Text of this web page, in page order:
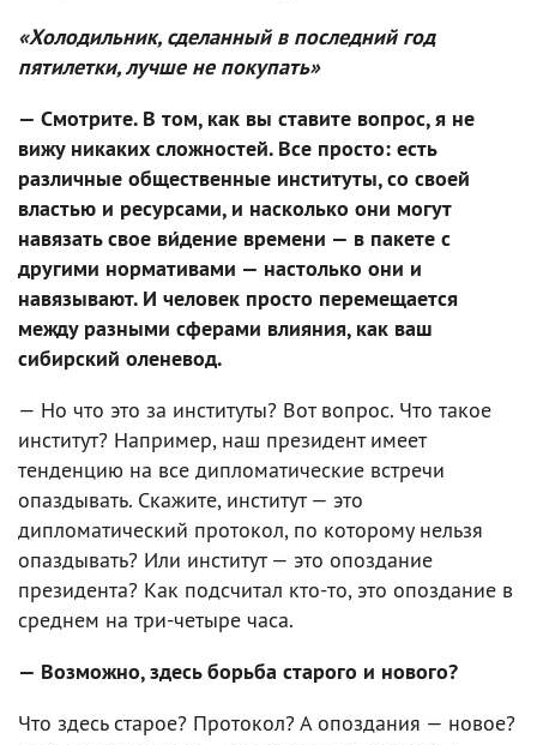
«Холодильник, сделанный в последний год
пятилетки, лучше не покупать»
— Смотрите. В том, как вы ставите вопрос, я не
вижу никаких сложностей. Все просто: есть
различные общественные институты, со своей
властью и ресурсами, и насколько они могут
навязать свое ви́дение времени — в пакете с
другими нормативами — настолько они и
навязывают. И человек просто перемещается
между разными сферами влияния, как ваш
сибирский оленевод.
— Но что это за институты? Вот вопрос. Что такое
институт? Например, наш президент имеет
тенденцию на все дипломатические встречи
опаздывать. Скажите, институт — это
дипломатический протокол, по которому нельзя
опаздывать? Или институт — это опоздание
президента? Как подсчитал кто-то, это опоздание в
среднем на три-четыре часа.
— Возможно, здесь борьба старого и нового?
Что здесь старое? Протокол? А опоздания — новое?